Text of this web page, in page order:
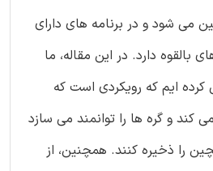
می شود و در برنامه های دارای
بالقوه دارد. در این مقاله، ما
ایم که رویکردی است که
کند و گره ها را توانمند می سازد
را ذخیره کنند. همچنین، از